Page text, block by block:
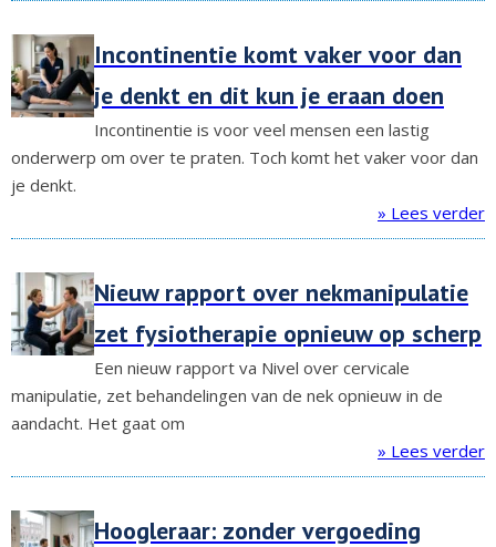
Incontinentie komt vaker voor dan
je denkt en dit kun je eraan doen
Incontinentie is voor veel mensen een lastig
onderwerp om over te praten. Toch komt het vaker voor dan
je denkt.
» Lees verder
Nieuw rapport over nekmanipulatie
zet fysiotherapie opnieuw op scherp
Een nieuw rapport va Nivel over cervicale
manipulatie, zet behandelingen van de nek opnieuw in de
aandacht. Het gaat om
» Lees verder
Hoogleraar: zonder vergoeding